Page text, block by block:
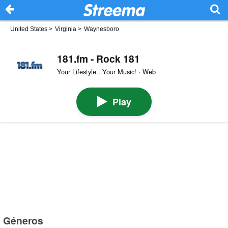
United States > Virginia > Waynesboro
181.fm - Rock 181
Your Lifestyle...Your Music! · Web
Play
Géneros